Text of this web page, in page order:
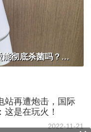
只装白开水就不会脏吗？开水烫能彻底杀菌吗？感控专家详解“吸管杯”藏菌真相｜都视频·热观察
站再遭炮击，国际
这是在玩火！
2022-11-21